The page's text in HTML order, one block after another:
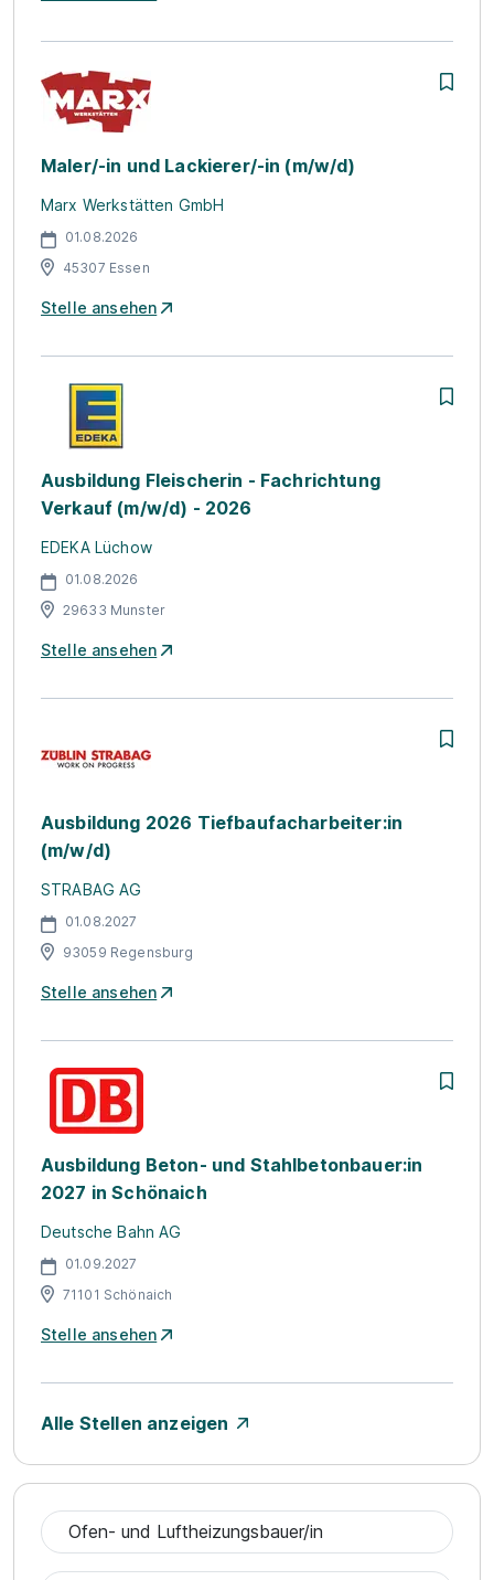
Maler/-in und Lackierer/-in (m/w/d)
Marx Werkstätten GmbH
01.08.2026
45307 Essen
Stelle ansehen
Ausbildung Fleischerin - Fachrichtung
Verkauf (m/w/d) - 2026
EDEKA Lüchow
01.08.2026
29633 Munster
Stelle ansehen
Ausbildung 2026 Tiefbaufacharbeiter:in
(m/w/d)
STRABAG AG
01.08.2027
93059 Regensburg
Stelle ansehen
Ausbildung Beton- und Stahlbetonbauer:in
2027 in Schönaich
Deutsche Bahn AG
01.09.2027
71101 Schönaich
Stelle ansehen
Alle Stellen anzeigen